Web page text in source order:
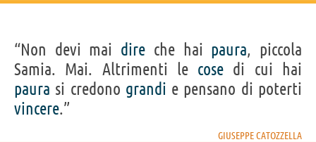
“Non devi mai dire che hai paura, piccola
Samia. Mai. Altrimenti le cose di cui hai
paura si credono grandi e pensano di poterti
vincere.”
GIUSEPPE CATOZZELLA